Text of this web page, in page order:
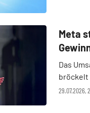
29.07.2026,
Meta
Das
bröckelt